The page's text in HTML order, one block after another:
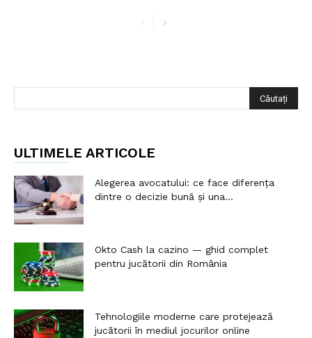
ULTIMELE ARTICOLE
Alegerea avocatului: ce face diferența
dintre o decizie bună și una...
Okto Cash la cazino — ghid complet
pentru jucătorii din România
Tehnologiile moderne care protejează
jucătorii în mediul jocurilor online